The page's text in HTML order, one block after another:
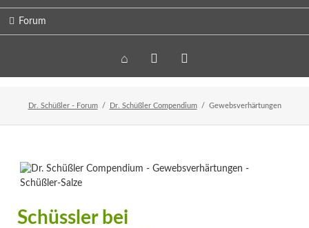
Forum
Home Veranstaltungen
Newsletter
Dr. Schüßler - Forum Dr. Schüßler Compendium Gewebsverhärtungen
Schüssler bei